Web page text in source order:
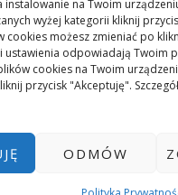
instalowanie na Twoim
wyżej kategorii kliknij
cookies możesz zmieniać po
ustawienia odpowiadają Twoim
cookies na Twoim
przycisk "Akceptuję".
ODMÓW